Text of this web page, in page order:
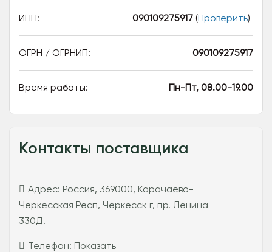
ИНН: 090109275917 (Проверить)
ОГРН / ОГРНИП: 090109275917
Время работы: Пн-Пт, 08.00-19.00
Контакты поставщика
Адрес: Россия, 369000, Карачаево-
Черкесская Респ, Черкесск г, пр. Ленина
330Д.
Телефон: Показать